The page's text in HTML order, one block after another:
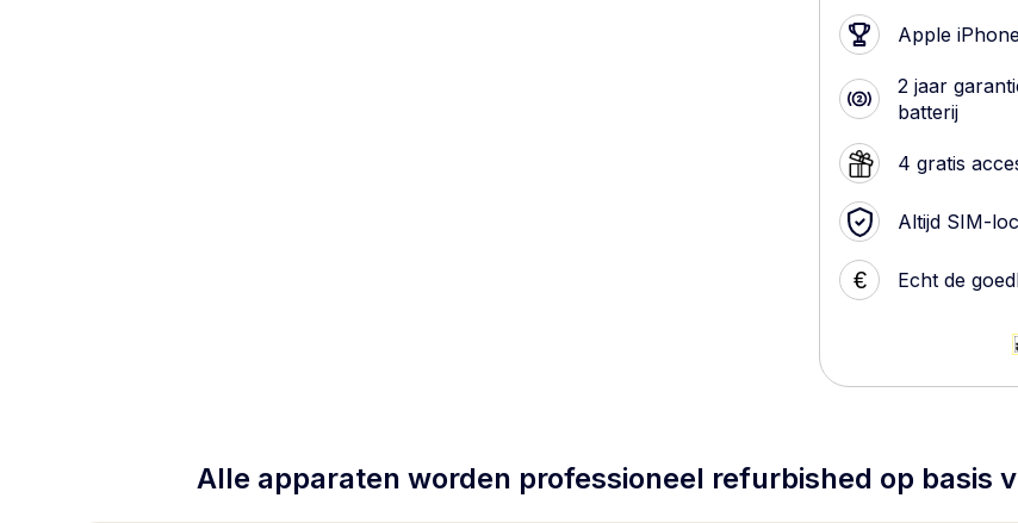
Apple
2 jaar
batterij
4 gratis
Altijd SIM-
€ Echt de
Alle apparaten worden professioneel refurbished op basis